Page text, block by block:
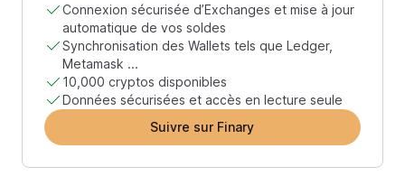
Connexion sécurisée d’Exchanges et mise à jour
automatique de vos soldes
Synchronisation des Wallets tels que Ledger,
Metamask ...
10,000 cryptos disponibles
Données sécurisées et accès en lecture seule
Suivre sur Finary